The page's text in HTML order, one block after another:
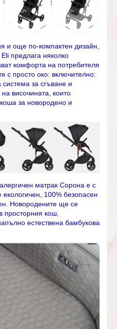
и още по-компактен дизайн,
предлага няколко
комфорта на потребителя
с просто око: включително:
за сгъване и
височината, които
за новородено и
матрак Сорона е с
100% безопасен
Новородените ще се
просторния кош,
естествена бамбукова